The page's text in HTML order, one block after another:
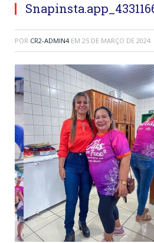
POR CR2-ADMIN4 EM 25 DE MARÇO DE 2024